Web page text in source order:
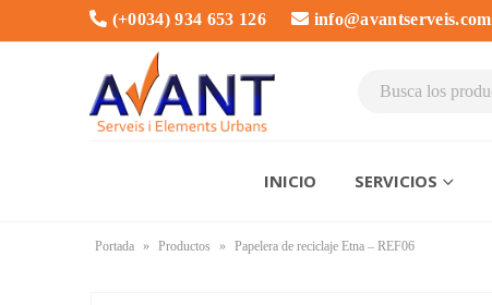
(+0034) 934 653 126 info@avantserveis.com
INICIO SERVICIOS
Portada » Productos » Papelera de reciclaje Etna – REF06